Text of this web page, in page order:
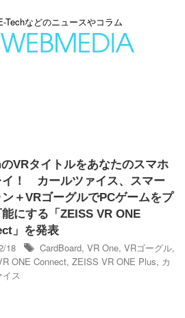
Techなどのニュースやコラム
VRタイトルをあなたのスマホ
イ！ カールツァイス、スマー
ン＋VRゴーグルでPCゲームをプ
能にする「ZEISS VR ONE
」を発表
18
CardBoard, VR One, VRゴーグル,
ONE Connect, ZEISS VR ONE Plus, カ
ス